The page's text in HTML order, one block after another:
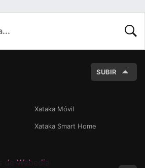
SUBIR
Xataka Móvil
Xataka Smart Home
Webedia